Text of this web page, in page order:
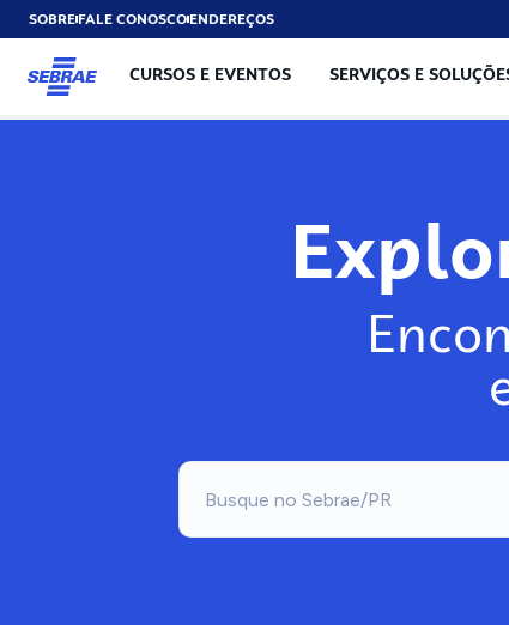
SOBREFALE CONOSCOENDEREÇOS
CURSOS E EVENTOS SERVIÇOS E